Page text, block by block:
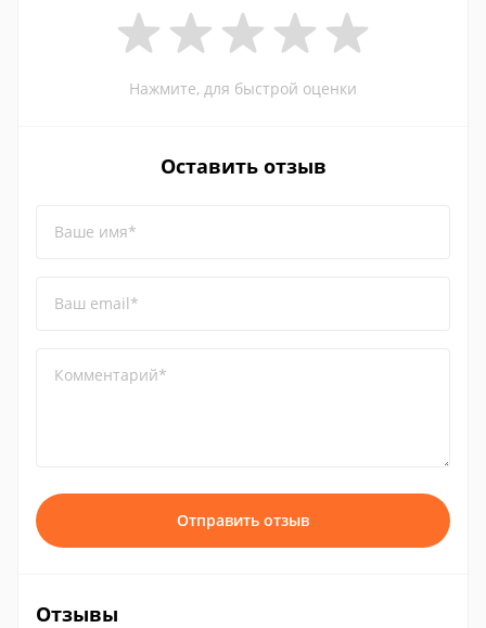
Нажмите, для быстрой оценки
Оставить отзыв
Ваше имя*
Ваш email*
Комментарий*
Отправить отзыв
Отзывы